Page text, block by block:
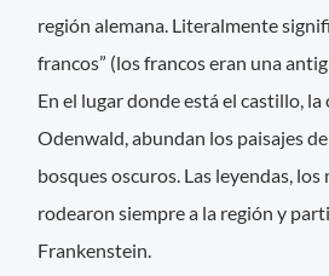
región alemana. Literalmente
francos” (los francos eran una
En el lugar donde está el castillo,
Odenwald, abundan los paisajes
bosques oscuros. Las leyendas,
rodearon siempre a la región y
Frankenstein.